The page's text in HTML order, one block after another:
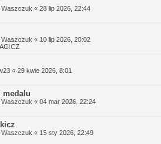
« 28 lip 2026, 22:44
« 10 lip 2026, 20:02
« 29 kwie 2026, 8:01
medalu
« 04 mar 2026, 22:24
« 15 sty 2026, 22:49